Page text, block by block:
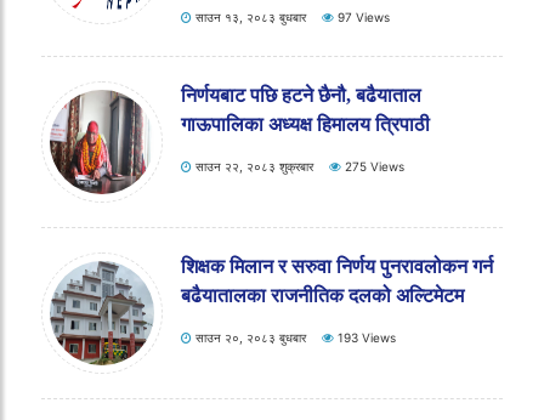
बर्दियामा अवैध माटो उत्खननमा प्रयोग भएका ४
सवारी साधन नियन्त्रण, रु. २ लाख ७५ हजार
निर्णयबाट पछि हटने छैनौ, बढैयाताल
गाऊपालिका अध्यक्ष हिमालय त्रिपाठी
साउन २२, २०८३ शुक्रबार 275 Views